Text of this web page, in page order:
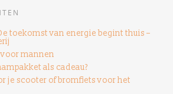
toekomst van energie begint thuis –
mannen
als cadeau?
je scooter of bromfiets voor het